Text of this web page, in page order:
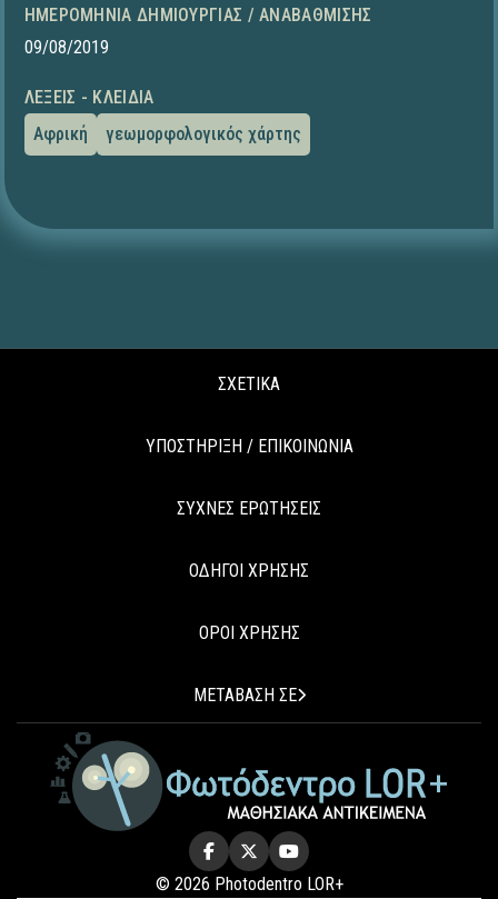
ΗΜΕΡΟΜΗΝΊΑ ΔΗΜΙΟΥΡΓΊΑΣ / ΑΝΑΒΆΘΜΙΣΗΣ
09/08/2019
ΛΈΞΕΙΣ - ΚΛΕΙΔΙΆ
Αφρική
γεωμορφολογικός χάρτης
ΣΧΕΤΙΚΑ
ΥΠΟΣΤΗΡΙΞΗ / ΕΠΙΚΟΙΝΩΝΙΑ
ΣΥΧΝΕΣ ΕΡΩΤΗΣΕΙΣ
ΟΔΗΓΟΙ ΧΡΗΣΗΣ
ΟΡΟΙ ΧΡΗΣΗΣ
ΜΕΤΑΒΑΣΗ ΣΕ
© 2026 Photodentro LOR+